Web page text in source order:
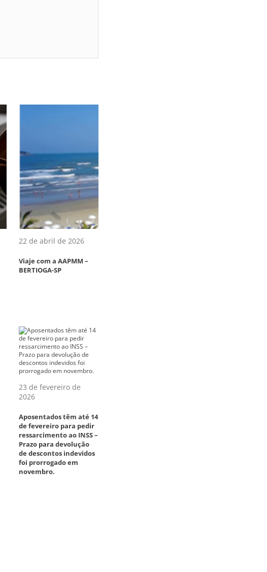
22 de abril de 2026
Viaje com a AAPMM –
BERTIOGA-SP
23 de fevereiro de
2026
Aposentados têm até 14
de fevereiro para pedir
ressarcimento ao INSS –
Prazo para devolução
de descontos indevidos
foi prorrogado em
novembro.